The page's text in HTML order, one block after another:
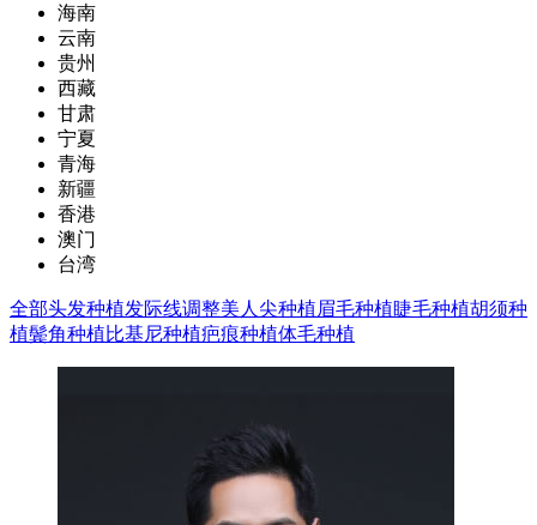
海南
云南
贵州
西藏
甘肃
宁夏
青海
新疆
香港
澳门
台湾
全部头发种植发际线调整美人尖种植眉毛种植睫毛种植胡须种
植鬓角种植比基尼种植疤痕种植体毛种植